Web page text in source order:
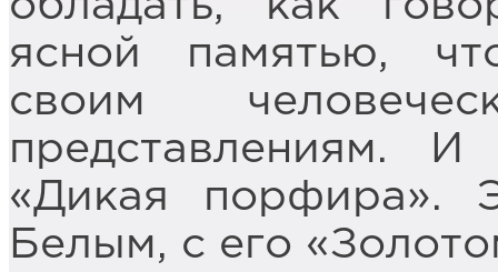
ясной памятью,
своим
представлениям. И
«Дикая порфира».
Белым, с его